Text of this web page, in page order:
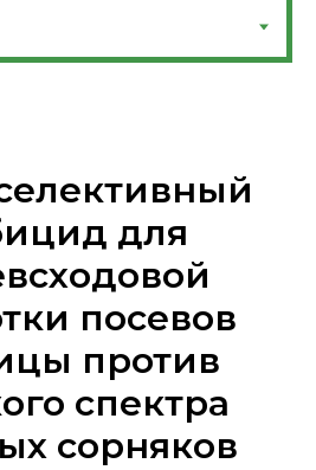
для
посевов
против
спектра
сорняков